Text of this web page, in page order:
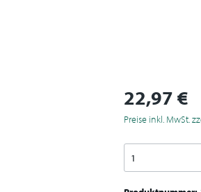
22,97 €
Preise inkl. MwSt.